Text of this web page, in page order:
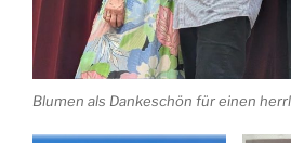
Blumen als Dankeschön für einen